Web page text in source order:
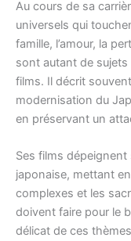
Au cours de sa
universels qui
famille, l’amour, la
sont autant de sujets
films. Il décrit
modernisation du
en préservant un
Ses films
japonaise, mettant
complexes et les
doivent faire pour le
délicat de ces